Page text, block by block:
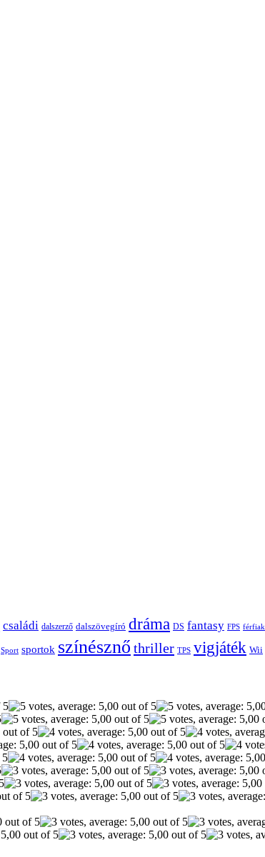
családi dalszerző dalszövegíró dráma DS fantasy FPS férfiak
Sport sportok színésznő thriller TPS vigjáték Wii